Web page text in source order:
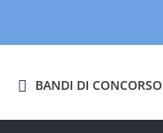
BANDI DI CONCORSO